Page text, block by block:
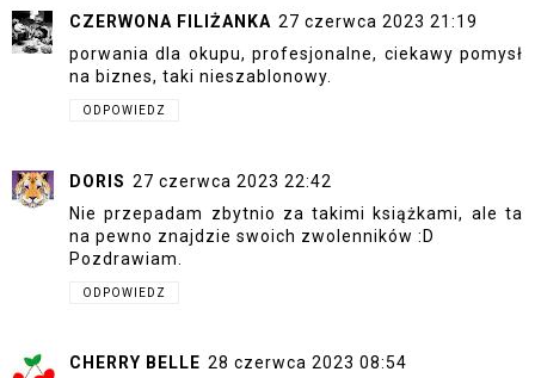
CZERWONA FILIŻANKA 27 czerwca 2023 21:19
porwania dla okupu, profesjonalne, ciekawy pomysł
na biznes, taki nieszablonowy.
ODPOWIEDZ
DORIS 27 czerwca 2023 22:42
Nie przepadam zbytnio za takimi książkami, ale ta
na pewno znajdzie swoich zwolenników :D
Pozdrawiam.
ODPOWIEDZ
CHERRY BELLE 28 czerwca 2023 08:54